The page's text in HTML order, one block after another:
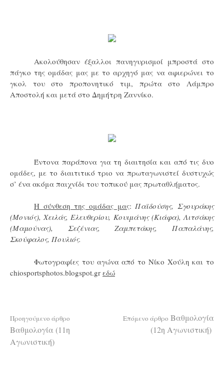
Ακολούθησαν έξαλλοι πανηγυρισμοί μπροστά στο
πάγκο της ομάδας μας με το αρχηγό μας να αφιερώνει το
γκολ του στο προπονητικό τιμ, πρώτα στο Λάμπρο
Αποστολή και μετά στο Δημήτρη Ζαννίκο.
Έντονα παράπονα για τη διαιτησία και από τις δυο
ομάδες, με το διαιτιτικό τριο να πρωταγωνιστεί δυστυχώς
σ’ ένα ακόμα παιχνίδι του τοπικού μας πρωταθλήματος.
Η σύνθεση της ομάδας μας:Παϊδούσης, Σγουράκης
(Μονιός), Χειλάς, Ελευθερίου, Κουιμάνης (Κιάφα), Λιτσάκης
(Μαμούνας), Σεζένιας, Ζαμπετάκης, Παπαλάνης,
Σκούφαλος, Πουλιός.
Φωτογραφίες του αγώνα από το Νίκο Χούλη και το
chiosportsphotos.blogspot.gr εδώ
Διαβάστε
περισσότερα
Προηγούμενο άρθρο
Βαθμολογία (11η
Αγωνιστική)
Επόμενο άρθρο Βαθμολογία
(12η Αγωνιστική)